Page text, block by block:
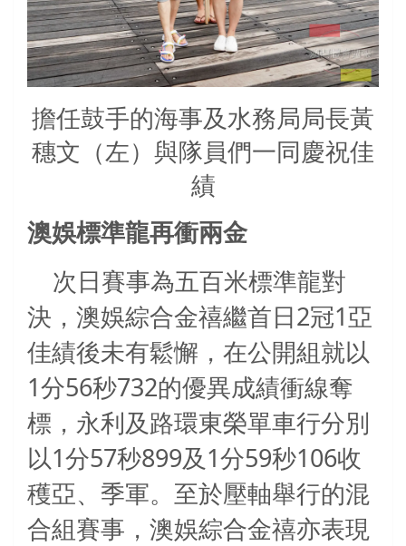
擔任鼓手的海事及水務局局長黃
穗文（左）與隊員們一同慶祝佳
績
澳娛標準龍再衝兩金
次日賽事為五百米標準龍對
決，澳娛綜合金禧繼首日 2冠1 亞
佳績後未有鬆懈，在公開組就以
1分56秒732的優異成績衝線奪
標，永利及路環東榮單車行分別
以1分57秒899及 1分59秒106收
穫亞、季軍。至於壓軸舉行的混
合組賽事，澳娛綜合金禧亦表現